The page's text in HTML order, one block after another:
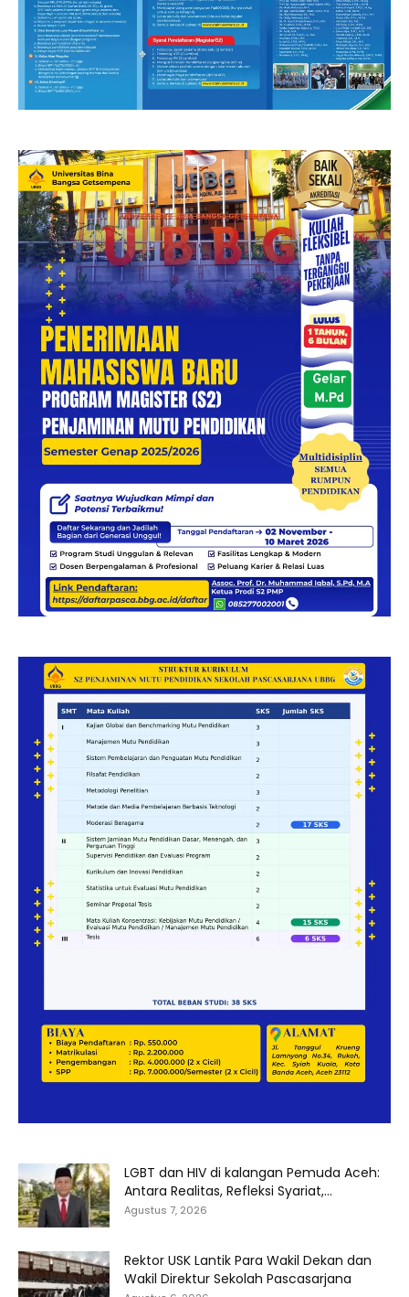
LGBT dan HIV di kalangan Pemuda Aceh:
Antara Realitas, Refleksi Syariat,...
Agustus 7, 2026
Rektor USK Lantik Para Wakil Dekan dan
Wakil Direktur Sekolah Pascasarjana